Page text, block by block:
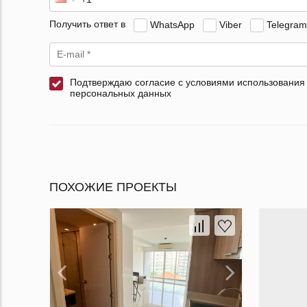
Получить ответ в WhatsApp Viber Telegram
Подтверждаю согласие с условиями использования
персональных данных
ПОХОЖИЕ ПРОЕКТЫ